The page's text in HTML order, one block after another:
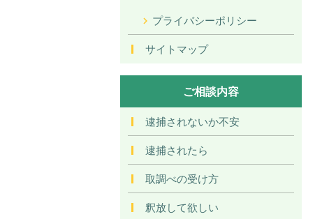
プライバシーポリシー
サイトマップ
ご相談内容
逮捕されないか不安
逮捕されたら
取調べの受け方
釈放して欲しい